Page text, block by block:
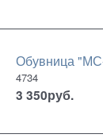
Обувница
4734
3 350руб.